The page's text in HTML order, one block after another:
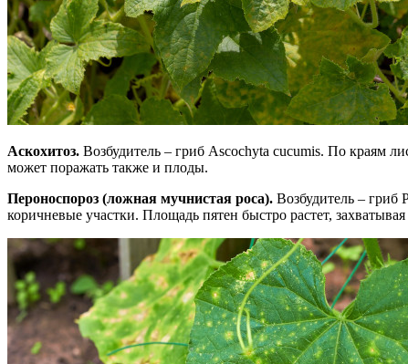
Аскохитоз. Возбудитель – гриб Ascochyta cucumis. По краям
может поражать также и плоды.
Пероноспороз (ложная мучнистая роса). Возбудитель – гриб
коричневые участки. Площадь пятен быстро растет, захватывая